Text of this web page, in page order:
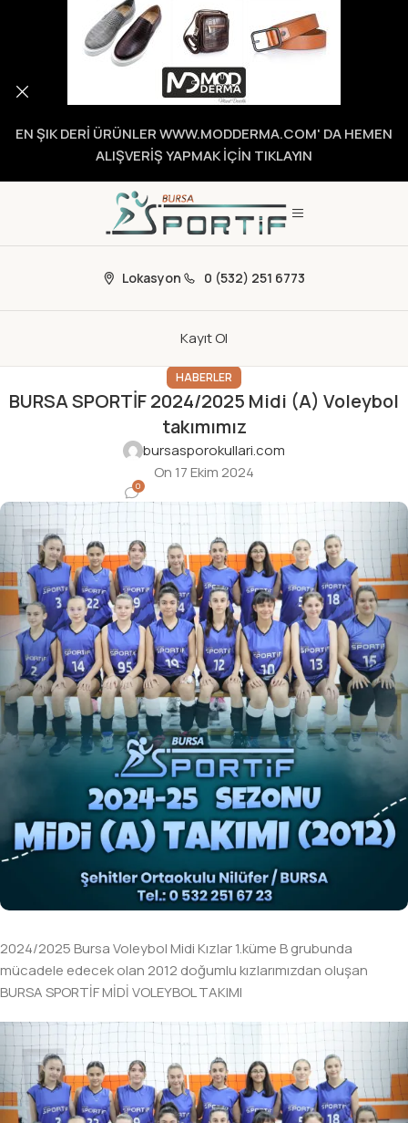
Lokasyon 0 (532) 251 6773
Kayıt Ol
HABERLER
BURSA SPORTİF 2024/2025 Midi (A) Voleybol
takımımız
bursasporokullari.com
On 17 Ekim 2024
0
2024/2025 Bursa Voleybol Midi Kızlar 1.küme B grubunda
mücadele edecek olan 2012 doğumlu kızlarımızdan oluşan
BURSA SPORTİF MİDİ VOLEYBOL TAKIMI
EN ŞIK DERİ ÜRÜNLER WWW.MODDERMA.COM' DA HEMEN
ALIŞVERİŞ YAPMAK İÇİN TIKLAYIN